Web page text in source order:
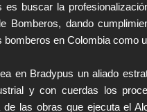
es buscar la
Bomberos, dando
en Colombia como
en Bradypus un aliado
y con cuerdas los
las obras que ejecuta el